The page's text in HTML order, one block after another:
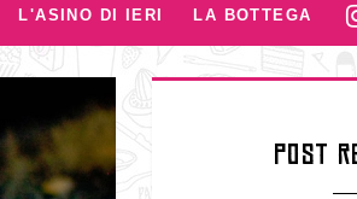
L'ASINO DI IERI LA BOTTEGA
POST